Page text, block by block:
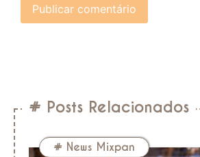
# Posts Relacionados
# News Mixpan